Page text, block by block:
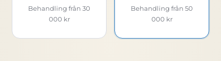
Behandling från 30
000 kr
Behandling från 50
000 kr